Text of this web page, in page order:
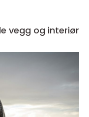
vegg og interiør